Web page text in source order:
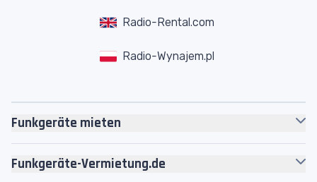
Radio-Rental.com
Radio-Wynajem.pl
Funkgeräte mieten
Headsets
Funkgeräte-Vermietung.de